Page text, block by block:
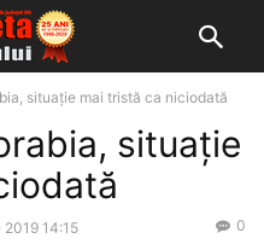
situație mai tristă ca niciodată
situație
2019 14:15 0